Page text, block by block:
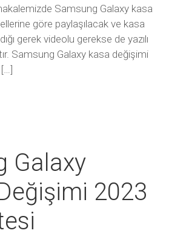
Samsung Galaxy kasa
göre paylaşılacak ve kasa
gerek videolu gerekse de yazılı
Samsung Galaxy kasa değişimi
[…]
Galaxy
2023